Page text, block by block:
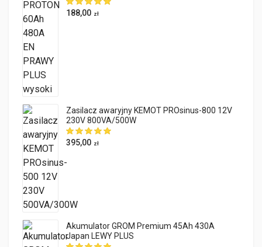
188,00 zł
Zasilacz awaryjny KEMOT PROsinus-800 12V
230V 800VA/500W
395,00 zł
Akumulator GROM Premium 45Ah 430A
Japan LEWY PLUS